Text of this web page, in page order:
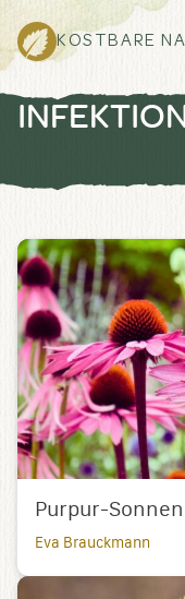
KOSTBARE
Purpur-
Eva Brauckmann